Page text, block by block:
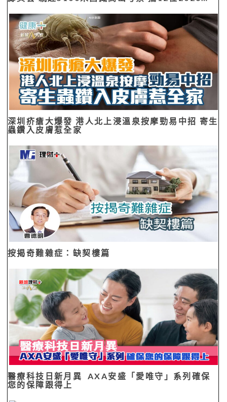
深圳疥瘡大爆發 港人北上浸溫泉按摩勁易中招 寄生
蟲鑽入皮膚惹全家
按揭奇難雜症：缺契樓篇
醫療科技日新月異 AXA安盛「愛唯守」系列確保
您的保障跟得上